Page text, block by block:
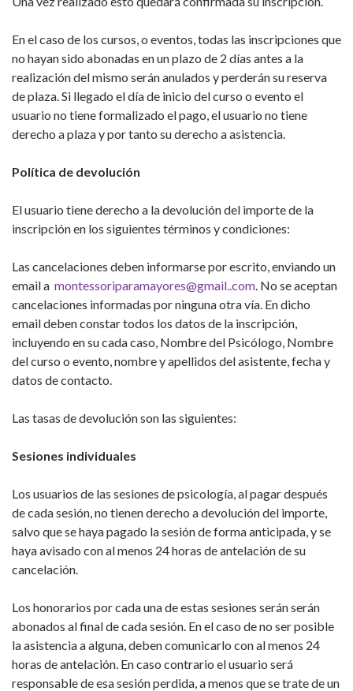
En el caso de los cursos, o eventos, todas las inscripciones que
no hayan sido abonadas en un plazo de 2 días antes a la
realización del mismo serán anulados y perderán su reserva
de plaza. Si llegado el día de inicio del curso o evento el
usuario no tiene formalizado el pago, el usuario no tiene
derecho a plaza y por tanto su derecho a asistencia.
Política de devolución
El usuario tiene derecho a la devolución del importe de la
inscripción en los siguientes términos y condiciones:
Las cancelaciones deben informarse por escrito, enviando un
email a montessoriparamayores@gmail..com . No se aceptan
cancelaciones informadas por ninguna otra vía. En dicho
email deben constar todos los datos de la inscripción,
incluyendo en su cada caso, Nombre del Psicólogo, Nombre
del curso o evento, nombre y apellidos del asistente, fecha y
datos de contacto.
Las tasas de devolución son las siguientes:
Sesiones individuales
Los usuarios de las sesiones de psicología, al pagar después
de cada sesión, no tienen derecho a devolución del importe,
salvo que se haya pagado la sesión de forma anticipada, y se
haya avisado con al menos 24 horas de antelación de su
cancelación.
Los honorarios por cada una de estas sesiones serán serán
abonados al final de cada sesión. En el caso de no ser posible
la asistencia a alguna, deben comunicarlo con al menos 24
horas de antelación. En caso contrario el usuario será
responsable de esa sesión perdida, a menos que se trate de un